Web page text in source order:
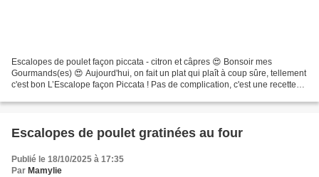
Escalopes de poulet façon piccata - citron et câpres 😍 Bonsoir mes
Gourmands(es) 😍 Aujourd'hui, on fait un plat qui plaît à coup sûre, tellement
c'est bon L’Escalope façon Piccata ! Pas de complication, c'est une recette
Escalopes de poulet gratinées au four
Publié le 18/10/2025 à 17:35
Par Mamylie